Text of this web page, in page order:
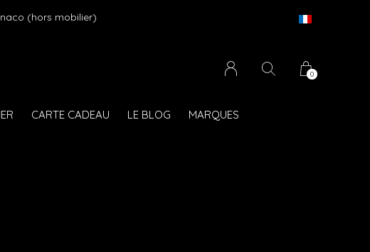
CARTE CADEAU LE BLOG MARQUES
0
(hors mobilier)